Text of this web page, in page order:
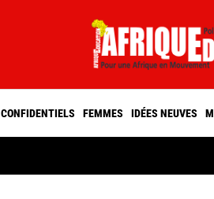
CONFIDENTIELS FEMMES IDÉES NEUVES